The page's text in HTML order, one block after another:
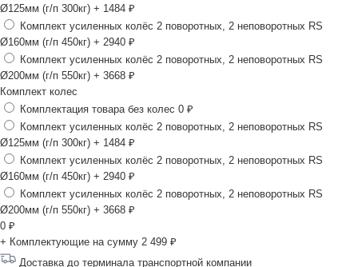
Ø125мм (г/п 300кг) + 1484 ₽
Комплект усиленных колёс 2 поворотных, 2 неповоротных RS
Ø160мм (г/п 450кг) + 2940 ₽
Комплект усиленных колёс 2 поворотных, 2 неповоротных RS
Ø200мм (г/п 550кг) + 3668 ₽
Комплект колес
Комплектация товара без колес 0 ₽
Комплект усиленных колёс 2 поворотных, 2 неповоротных RS
Ø125мм (г/п 300кг) + 1484 ₽
Комплект усиленных колёс 2 поворотных, 2 неповоротных RS
Ø160мм (г/п 450кг) + 2940 ₽
Комплект усиленных колёс 2 поворотных, 2 неповоротных RS
Ø200мм (г/п 550кг) + 3668 ₽
0 ₽
+ Комплектующие на сумму 2 499 ₽
Доставка до терминала транспортной компании